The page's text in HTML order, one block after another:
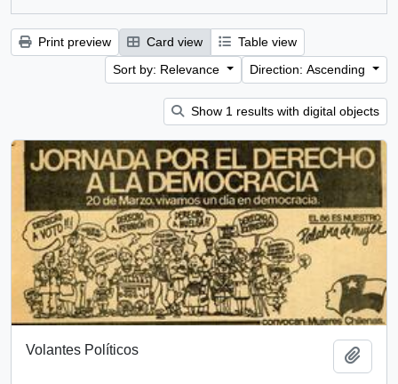
Print preview Card view
Table view
Sort by: Relevance
Direction: Ascending
Show 1 results with digital objects
Volantes Políticos